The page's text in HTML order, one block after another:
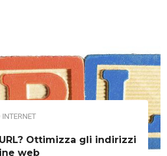
INTERNET
Ottimizza gli indirizzi
web